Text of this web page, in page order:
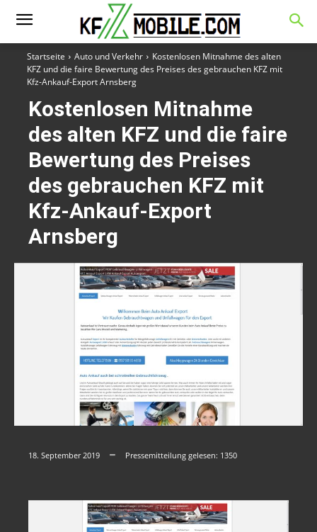
Startseite Auto und Verkehr
Kostenlosen Mitnahme des alten
KFZ und die faire Bewertung des Preises des gebrauchen KFZ mit
Kfz-Ankauf-Export Arnsberg
Kostenlosen Mitnahme
des alten KFZ und die faire
Bewertung des Preises
des gebrauchen KFZ mit
Kfz-Ankauf-Export
Arnsberg
18. September 2019 Pressemitteilung gelesen: 1350